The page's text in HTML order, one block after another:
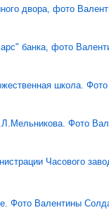
двора, фото
банка, фото
школа.
Фото
Часового
Фото Валентины